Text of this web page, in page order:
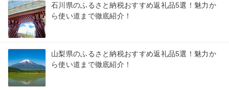
石川県のふるさと納税おすすめ返礼品5選！魅力か
ら使い道まで徹底紹介！
山梨県のふるさと納税おすすめ返礼品5選！魅力か
ら使い道まで徹底紹介！